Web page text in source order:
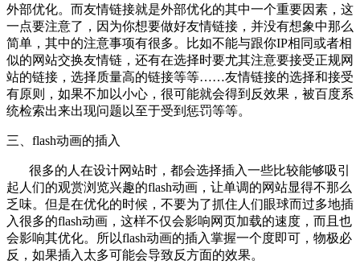
外部优化。而友情链接就是外部优化的其中一个重要因素，这
一点要注意了，因为你想要做好友情链接，并没有想象中那么
简单，其中的注意事项有很多。比如不能与跟你IP相同或者相
似的网站交换友情链，还有在选择时要尤其注意要接受正规网
站的链接，选择质量高的链接等等……友情链接的选择和接受
有原则，如果不加以小心，很可能就会得到反效果，被百度系
统检索出来出现问题以至于受到惩罚等等。
三、flash动画的插入
很多的人在设计网站时，都会选择插入一些比较能够吸引
起人们的观赏浏览兴趣的flash动画，让单调的网站显得不那么
乏味。但是在优化的时候，不要为了抓住人们眼球而过多地插
入很多的flash动画，这样不仅会影响网页加载的速度，而且也
会影响其优化。所以flash动画的插入掌握一个度即可，物极必
反，如果插入太多可能会导致反方面的效果。